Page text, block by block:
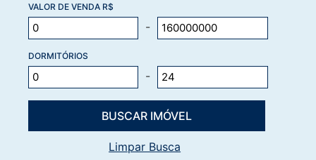
VALOR DE VENDA R$
-
DORMITÓRIOS
-
Limpar Busca